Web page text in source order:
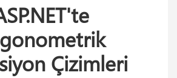
Çizimleri